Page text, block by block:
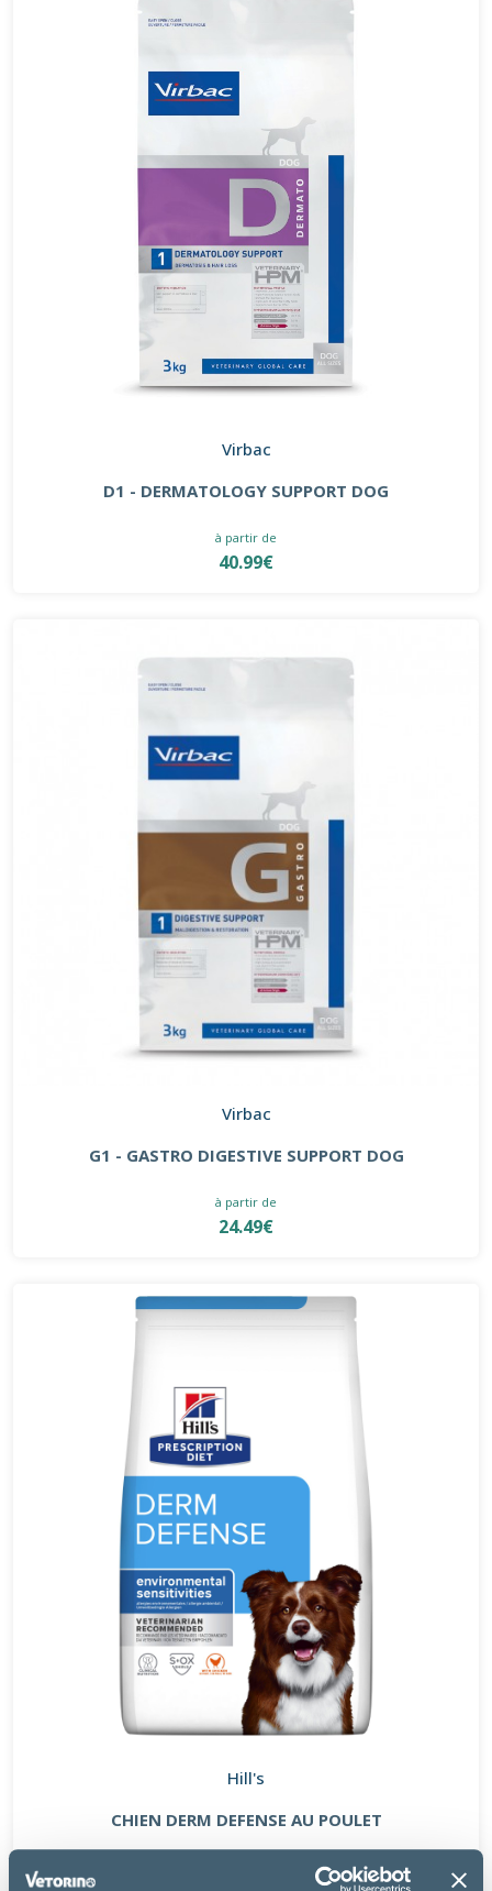
Virbac
D1 - DERMATOLOGY SUPPORT DOG
à partir de
40.99€
Virbac
G1 - GASTRO DIGESTIVE SUPPORT DOG
à partir de
24.49€
Hill's
CHIEN DERM DEFENSE AU POULET